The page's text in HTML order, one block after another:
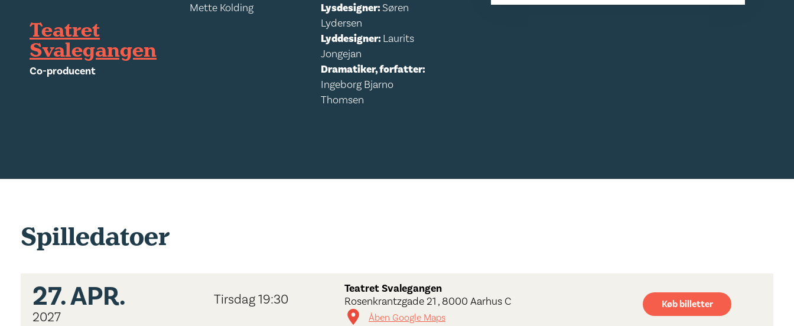
Teatret
Svalegangen
Co-producent
Mette Kolding
Lysdesigner:Søren
Lydersen
Lyddesigner: Laurits
Jongejan
Dramatiker, forfatter:
Ingeborg Bjarno
Thomsen
Spilledatoer
27.APR.
2027
Tirsdag 19:30
Teatret Svalegangen
Rosenkrantzgade 21 , 8000 Aarhus C
Åben Google Maps
Køb billetter